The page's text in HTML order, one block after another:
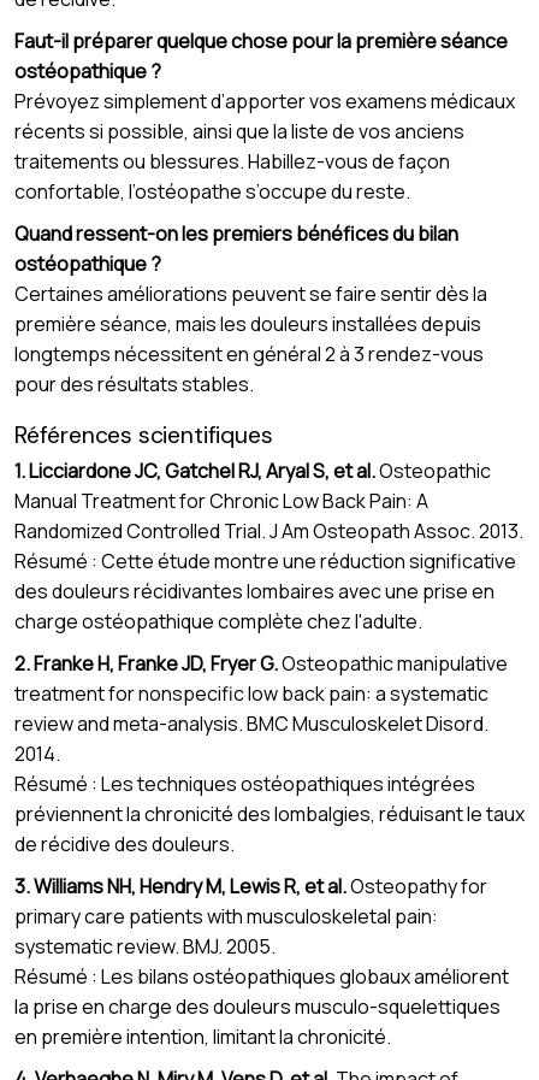
Faut-il préparer quelque chose pour la première séance
ostéopathique ?
Prévoyez simplement d’apporter vos examens médicaux
récents si possible, ainsi que la liste de vos anciens
traitements ou blessures. Habillez-vous de façon
confortable, l’ostéopathe s’occupe du reste.
Quand ressent-on les premiers bénéfices du bilan
ostéopathique ?
Certaines améliorations peuvent se faire sentir dès la
première séance, mais les douleurs installées depuis
longtemps nécessitent en général 2 à 3 rendez-vous
pour des résultats stables.
Références scientifiques
1. Licciardone JC, Gatchel RJ, Aryal S, et al.Osteopathic
Manual Treatment for Chronic Low Back Pain: A
Randomized Controlled Trial. J Am Osteopath Assoc. 2013.
Résumé : Cette étude montre une réduction significative
des douleurs récidivantes lombaires avec une prise en
charge ostéopathique complète chez l'adulte.
2. Franke H, Franke JD, Fryer G.Osteopathic manipulative
treatment for nonspecific low back pain: a systematic
review and meta-analysis. BMC Musculoskelet Disord.
2014.
Résumé : Les techniques ostéopathiques intégrées
préviennent la chronicité des lombalgies, réduisant le taux
de récidive des douleurs.
3. Williams NH, Hendry M, Lewis R, et al.Osteopathy for
primary care patients with musculoskeletal pain:
systematic review. BMJ. 2005.
Résumé : Les bilans ostéopathiques globaux améliorent
la prise en charge des douleurs musculo-squelettiques
en première intention, limitant la chronicité.